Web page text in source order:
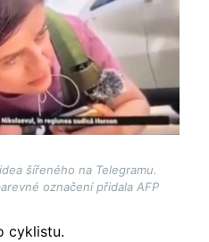
šířeného na Telegramu.
označení přidala AFP
cyklistu.